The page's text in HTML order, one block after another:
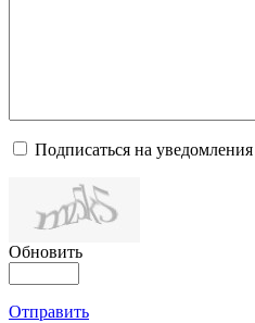
Подписаться на
Обновить
Отправить